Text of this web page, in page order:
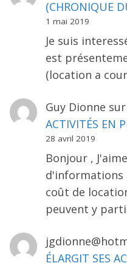
(CHRONIQUE
1 mai 2019
Je suis
est
(location a
Guy Dionne sur
ACTIVITÉS EN
28 avril 2019
Bonjour ,
d'informations
coût de
peuvent y
ÉLARGIT SES